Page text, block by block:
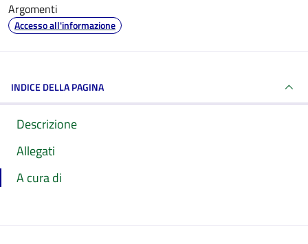
Argomenti
Accesso all'informazione
INDICE DELLA PAGINA
Descrizione
Allegati
A cura di